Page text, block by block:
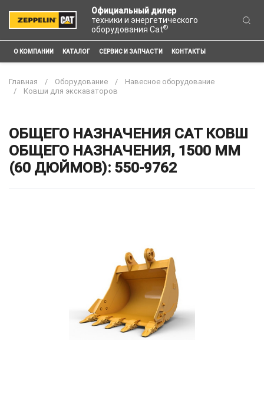
Официальный дилер
техники и энергетического
оборудования Cat®
О КОМПАНИИ КАТАЛОГ СЕРВИС И ЗАПЧАСТИ КОНТАКТЫ
Главная Оборудование
Навесное оборудование
Ковши для экскаваторов
ОБЩЕГО НАЗНАЧЕНИЯ CAT КОВШ
ОБЩЕГО НАЗНАЧЕНИЯ, 1500 ММ
(60 ДЮЙМОВ): 550-9762